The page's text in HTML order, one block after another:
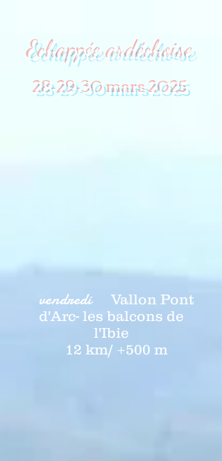
Echappée ardéchoise
28-29-30 mars 2025
vendredi
Vallon Pont
d'Arc- les balcons de
l'Ibie
12 km/ +500 m